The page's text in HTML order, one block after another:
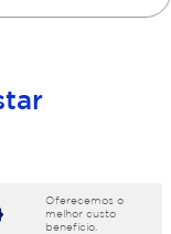
Oferecemos o
melhor custo
benefício.